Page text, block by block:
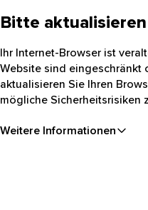
Bitte
Ihr Internet-Browser ist
Website sind eingeschränkt
aktualisieren Sie Ihren
mögliche Sicherheitsrisiken
Weitere Informationen